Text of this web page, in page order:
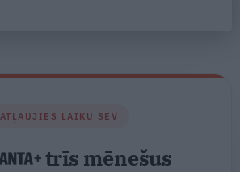
ATĻAUJIES LAIKU SEV
trīs mēnešus